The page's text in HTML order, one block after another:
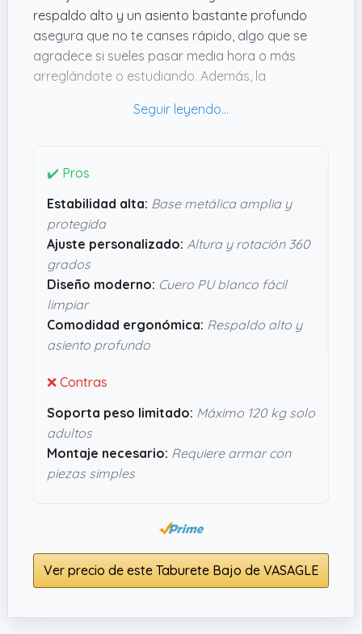
respaldo alto y un asiento bastante profundo
asegura que no te canses rápido, algo que se
agradece si sueles pasar media hora o más
arreglándote o estudiando. Además, la
, lo que la hace fácil de mover sin
Lo que me parece más práctico es la base
el suelo y reduce el ruido al deslizarla. También la
opción de ajustar la altura entre 65.5 y 77.5 cm,
junto con la rotación 360º, facilita cambiar de
postura sin complicaciones, adaptándose bien a
mesas de distintos tamaños. La tapicería en
Blanco Cálido
todo, se limpia sin problema. En definitiva, tiene
pinta de ser una pieza funcional y elegante que
✔️ Pros
Estabilidad alta: Base metálica amplia y
protegida
Ajuste personalizado: Altura y rotación 360
grados
Diseño moderno: Cuero PU blanco fácil
limpiar
Comodidad ergonómica: Respaldo alto y
asiento profundo
❌ Contras
Soporta peso limitado: Máximo 120 kg solo
adultos
Montaje necesario: Requiere armar con
piezas simples
Ver precio de este Taburete Bajo de VASAGLE